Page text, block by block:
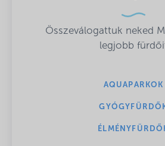
Összeválogattuk neked
legjobb
AQUAPARKOK